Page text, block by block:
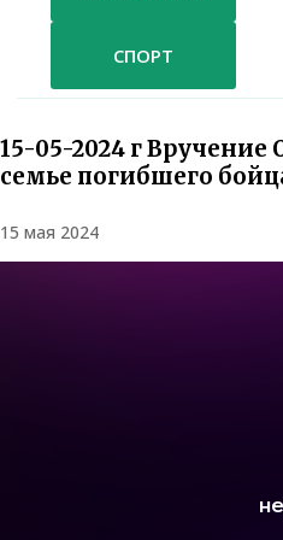
СПОРТ
15-05-2024 г
семье погибшего
15 мая 2024